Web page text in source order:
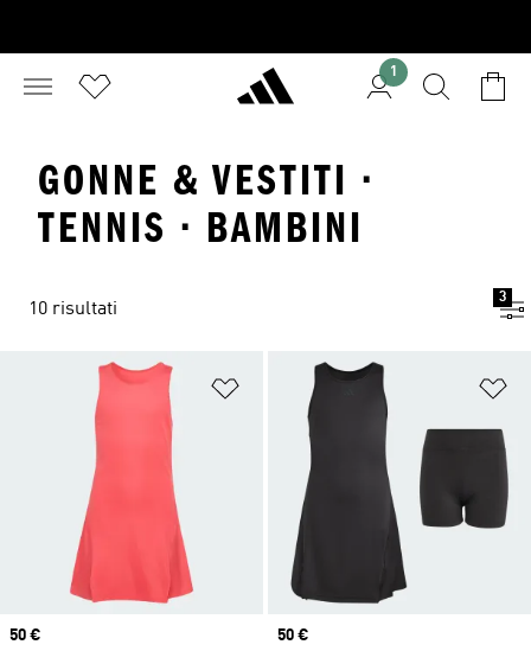
1
GONNE & VESTITI ·
TENNIS · BAMBINI
10 risultati
3
Aggiungi alla lista dei desideri
Price
50 €
Price
50 €